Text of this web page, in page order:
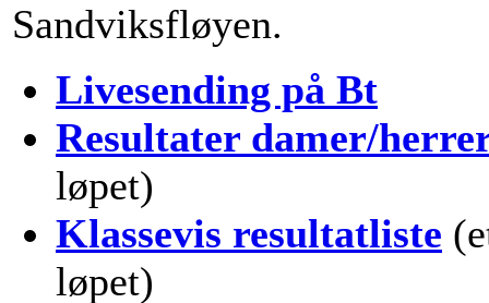
Sandviksfløyen.
Livesending på Bt
Resultater damer/
løpet)
Klassevis resultatliste
løpet)